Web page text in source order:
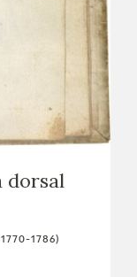
dorsal
1786)